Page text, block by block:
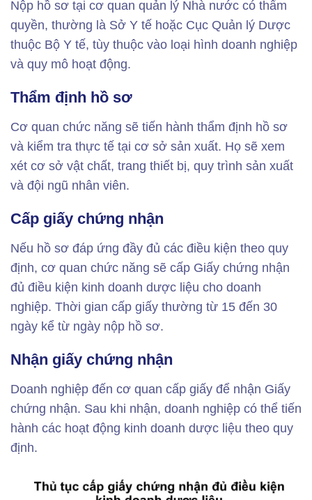
Nộp hồ sơ tại cơ quan quản lý Nhà nước có thẩm
quyền, thường là Sở Y tế hoặc Cục Quản lý Dược
thuộc Bộ Y tế, tùy thuộc vào loại hình doanh nghiệp
và quy mô hoạt động.
Thẩm định hồ sơ
Cơ quan chức năng sẽ tiến hành thẩm định hồ sơ
và kiểm tra thực tế tại cơ sở sản xuất. Họ sẽ xem
xét cơ sở vật chất, trang thiết bị, quy trình sản xuất
và đội ngũ nhân viên.
Cấp giấy chứng nhận
Nếu hồ sơ đáp ứng đầy đủ các điều kiện theo quy
định, cơ quan chức năng sẽ cấp Giấy chứng nhận
đủ điều kiện kinh doanh dược liệu cho doanh
nghiệp. Thời gian cấp giấy thường từ 15 đến 30
ngày kể từ ngày nộp hồ sơ.
Nhận giấy chứng nhận
Doanh nghiệp đến cơ quan cấp giấy để nhận Giấy
chứng nhận. Sau khi nhận, doanh nghiệp có thể tiến
hành các hoạt động kinh doanh dược liệu theo quy
định.